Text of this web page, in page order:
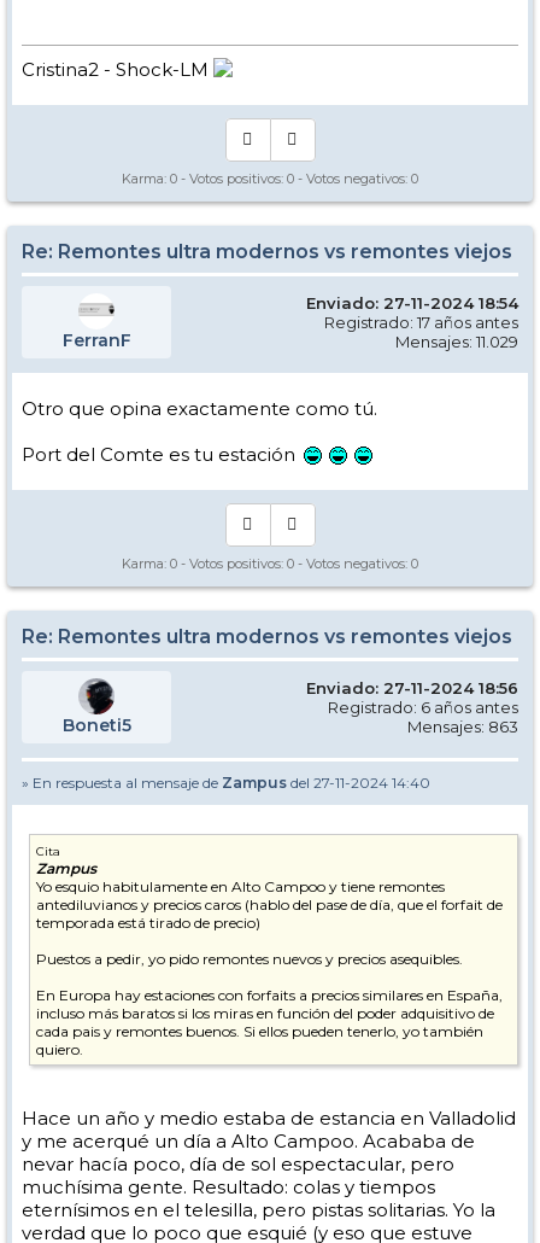
Cristina2 - Shock-LM
Karma: 0 - Votos positivos: 0 - Votos negativos: 0
Re: Remontes ultra modernos vs remontes viejos
FerranF
Enviado: 27-11-2024 18:54
Registrado: 17 años antes
Mensajes: 11.029
Otro que opina exactamente como tú.
Port del Comte es tu estación
Karma: 0 - Votos positivos: 0 - Votos negativos: 0
Re: Remontes ultra modernos vs remontes viejos
Boneti5
Enviado: 27-11-2024 18:56
Registrado: 6 años antes
Mensajes: 863
» En respuesta al mensaje de Zampus del 27-11-2024 14:40
Cita
Zampus
Yo esquio habitulamente en Alto Campoo y tiene remontes
antediluvianos y precios caros (hablo del pase de día, que el forfait de
temporada está tirado de precio)
Puestos a pedir, yo pido remontes nuevos y precios asequibles.
En Europa hay estaciones con forfaits a precios similares en España,
incluso más baratos si los miras en función del poder adquisitivo de
cada pais y remontes buenos. Si ellos pueden tenerlo, yo también
quiero.
Hace un año y medio estaba de estancia en Valladolid
y me acerqué un día a Alto Campoo. Acababa de
nevar hacía poco, día de sol espectacular, pero
muchísima gente. Resultado: colas y tiempos
eternísimos en el telesilla, pero pistas solitarias. Yo la
verdad que lo poco que esquié (y eso que estuve